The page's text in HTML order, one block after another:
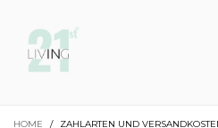
HOME / ZAHLARTEN UND